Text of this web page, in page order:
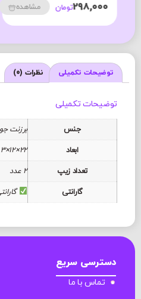
298,000تومان مشاهده
توضیحات تکمیلی نظرات (0)
توضیحات تکمیلی
جنس
برزنت
ابعاد
22×12×3 سانتیمتر
تعداد زیپ
2 عدد
گارانتی
دسترسی سریع
تماس با ما